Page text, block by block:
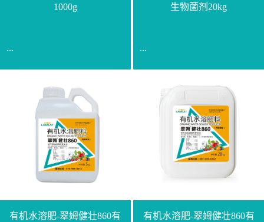
1000g
...
【通用名称】脲甲醛缓释
氮肥【产品形态】水剂
【产品规格】1000g【技术
指标】N≥330g/L【企业标
准】Q/LML O01-2022【使
用方法】1、飞防：每亩
复配其他农药、肥料并提
生物菌剂20kg
...
【通用名称】微生物菌剂
【产品剂型】颗粒【产品
规格】20kg【技术指标】
有效活菌数≥10.0亿/克【增
效物质】有机质≥40%;小分
子有机碳≥23%;壳寡糖
底肥：亩用本品40kg-
有机水溶肥-翠姆健壮860有
有机水溶肥-翠姆健壮860有